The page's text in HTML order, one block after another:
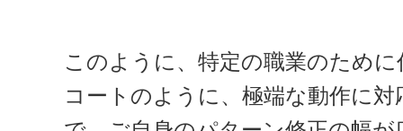
このように、特定の職業のため
コートのように、極端な動作に